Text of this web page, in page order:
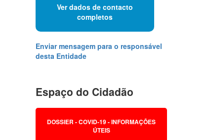
Ver dados de contacto
completos
Enviar mensagem para o responsável
desta Entidade
Espaço do Cidadão
DOSSIER - COVID-19 - INFORMAÇÕES
ÚTEIS